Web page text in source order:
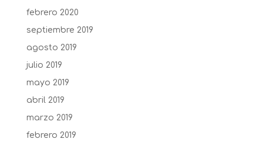
febrero 2020
septiembre 2019
agosto 2019
julio 2019
mayo 2019
abril 2019
marzo 2019
febrero 2019